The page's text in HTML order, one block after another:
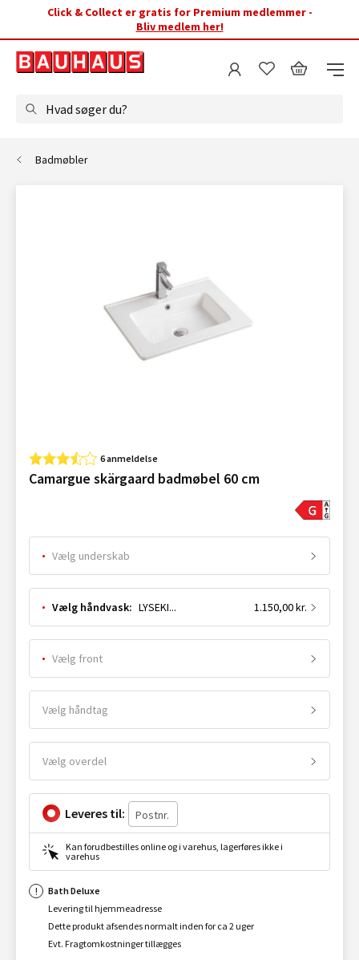
Click & Collect er gratis for Premium medlemmer -
Bliv medlem her!
Hvad søger du?
Badmøbler
6 anmeldelse
Camargue skärgaard badmøbel 60 cm
Vælg underskab
Vælg håndvask: LYSEKIL VIT 60 CM 1.150,00 kr.
Vælg front
Vælg håndtag
Vælg overdel
Leveres til:
Kan forudbestilles online og i varehus, lagerføres ikke i
varehus
Bath Deluxe
Levering til hjemmeadresse
Dette produkt afsendes normalt inden for ca 2 uger
Evt. Fragtomkostninger tillægges